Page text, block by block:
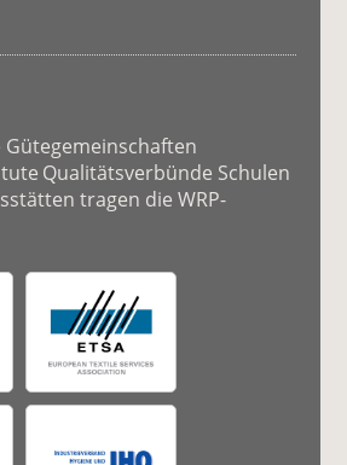
Gütegemeinschaften
Qualitätsverbünde Schulen
tragen die WRP-